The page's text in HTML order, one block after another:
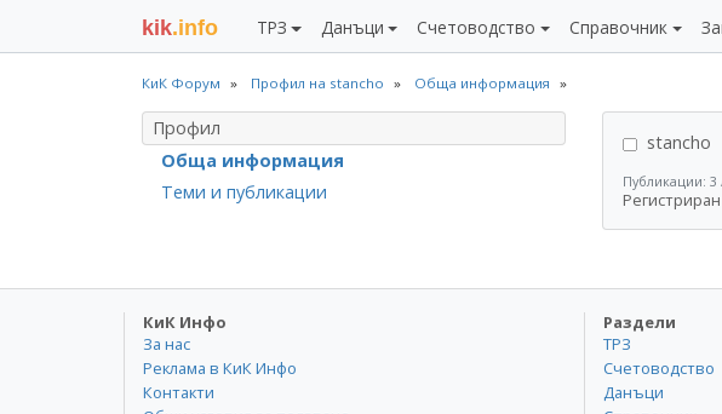
kik.info ТРЗ Данъци Счетоводство Справочник
КиК Форум Профил на stancho Обща информация
Профил
Обща информация
Теми и публикации
stancho
Публикации: 3
Регистриран
КиК Инфо
За нас
Реклама в КиК Инфо
Контакти
Раздели
ТРЗ
Счетоводство
Данъци